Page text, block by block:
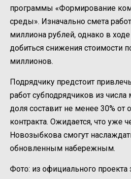
программы «Формирование
среды». Изначально смета
миллиона рублей, однако в
добиться снижения стоимости
миллионов.
Подрядчику предстоит
работ субподрядчиков из числа
доля составит не менее 30%
контракта. Ожидается, что уже
Новозыбкова смогут
обновленным набережным.
Фото: из официального проекта